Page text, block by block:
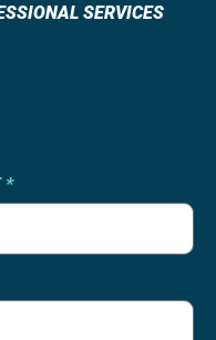
SERVICES
*